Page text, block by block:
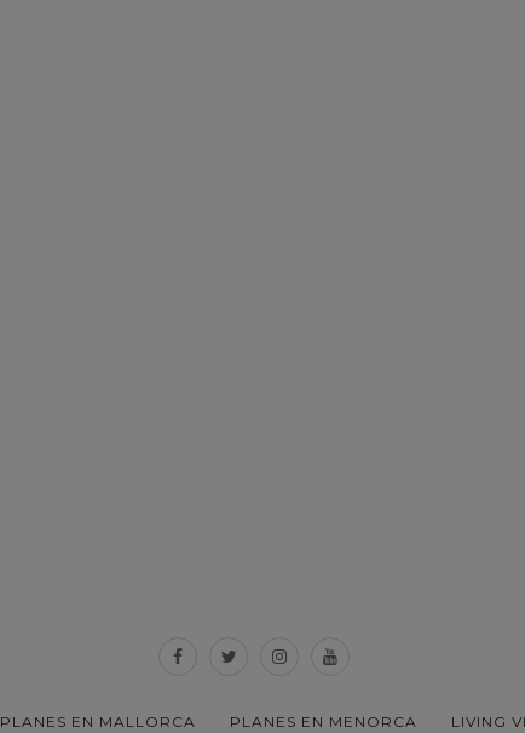
PLANES EN MALLORCA PLANES EN MENORCA LIVING